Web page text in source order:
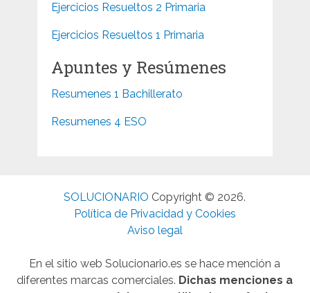
Ejercicios Resueltos 2 Primaria
Ejercicios Resueltos 1 Primaria
Apuntes y Resúmenes
Resumenes 1 Bachillerato
Resumenes 4 ESO
SOLUCIONARIO Copyright © 2026.
Política de Privacidad y Cookies
Aviso legal
En el sitio web Solucionario.es se hace mención a
diferentes marcas comerciales. Dichas menciones a